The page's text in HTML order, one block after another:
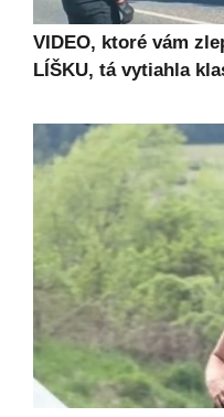
VIDEO, ktoré vám
LÍŠKU, tá vytiahla